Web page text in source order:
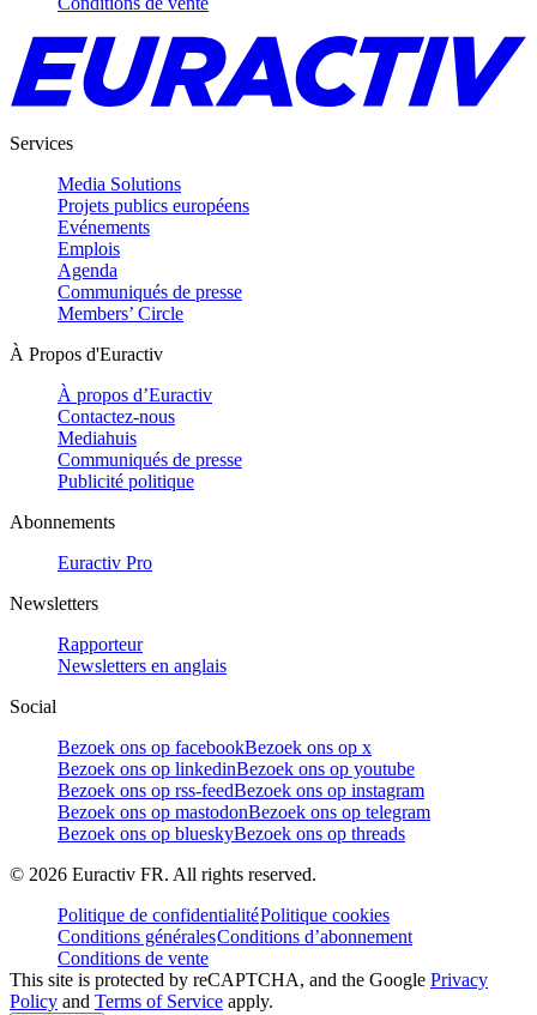
Services
Media Solutions
Projets publics européens
Evénements
Emplois
Agenda
Communiqués de presse
Members’ Circle
À Propos d'Euractiv
À propos d’Euractiv
Contactez-nous
Mediahuis
Communiqués de presse
Publicité politique
Abonnements
Euractiv Pro
Newsletters
Rapporteur
Newsletters en anglais
Social
Bezoek ons op facebookBezoek ons op x
Bezoek ons op linkedinBezoek ons op youtube
Bezoek ons op rss-feedBezoek ons op instagram
Bezoek ons op mastodonBezoek ons op telegram
Bezoek ons op blueskyBezoek ons op threads
© 2026 Euractiv FR. All rights reserved.
Politique de confidentialitéPolitique cookies
Conditions généralesConditions d’abonnement
Conditions de vente
This site is protected by reCAPTCHA, and the Google Privacy
Policy and Terms of Service apply.